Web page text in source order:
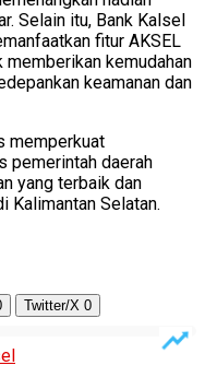
Selain itu, Bank Kalsel
fitur AKSEL
memberikan kemudahan
keamanan dan
memperkuat
pemerintah daerah
yang terbaik dan
Kalimantan Selatan.
Twitter/X 0